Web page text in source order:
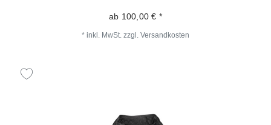
ab 100,00 € *
* inkl. MwSt. zzgl. Versandkosten